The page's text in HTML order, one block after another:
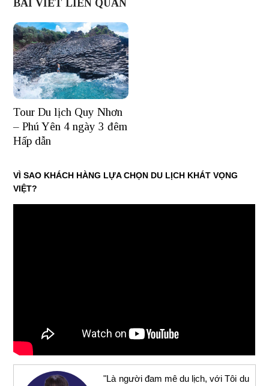
BÀI VIẾT LIÊN QUAN
Tour Du lịch Quy Nhơn
– Phú Yên 4 ngày 3 đêm
Hấp dẫn
VÌ SAO KHÁCH HÀNG LỰA CHỌN DU LỊCH KHÁT VỌNG
VIỆT?
"Là người đam mê du lịch, với Tôi du